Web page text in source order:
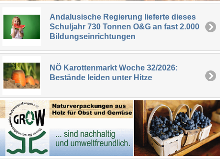
Andalusische Regierung lieferte dieses
Schuljahr 730 Tonnen O&G an fast 2.000
Bildungseinrichtungen
NÖ Karottenmarkt Woche 32/2026:
Bestände leiden unter Hitze